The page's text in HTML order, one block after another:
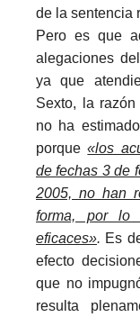
de la sentencia
Pero es que
alegaciones
ya que
Sexto, la
no ha
porque«los
de fechas 3 de
2005, no han
forma, por lo
eficaces». Es
efecto
que no
resulta